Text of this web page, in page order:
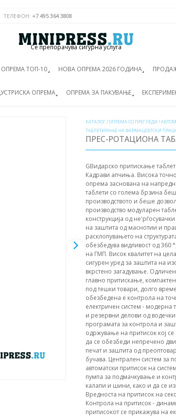
ТЕЛЕФОН: +7 495 364 3808
Се препорачува сигурна услуга
ТОП-10 НОВА ОПРЕМА 2026 ГОДИНА
ОПРЕМА ОПРЕМА ЗА ПАКУВАЊЕ
КАТАЛОГ/ОПРЕМА СО ПРЕГЛЕДИ /
ТАБЛЕТИРАЊЕ НА ФАРМАЦЕВТСКИ
ПРЕС-РОТАЦИОНА
GBидарско притискање
Кадрави апчиња. Висока
опрема заснована на
таблети со голема брзина
производството и беше
производство модуларен
конструкција од
на заштита од маснотии и
расклопувањето на
обезбедува видливост од 360
на ГМП. Висок квалитет на
сигурен уред за заштита на
вкрстено загадување.
главно притискање,
под тешки товари, долго
обезбедена е контрола на
електричен систем - модерна
и резервни делови од
програмата за контрола и
одржување на притисок кој
да се обезбеди непречено
печат и заштита од
бучава. Централен систем
автоматски притисок на
пумпа за подмачкување и
калапи и шини, како и да се
Вредноста на притисок на
Контрола на притисок -
притисокот се прикажува на